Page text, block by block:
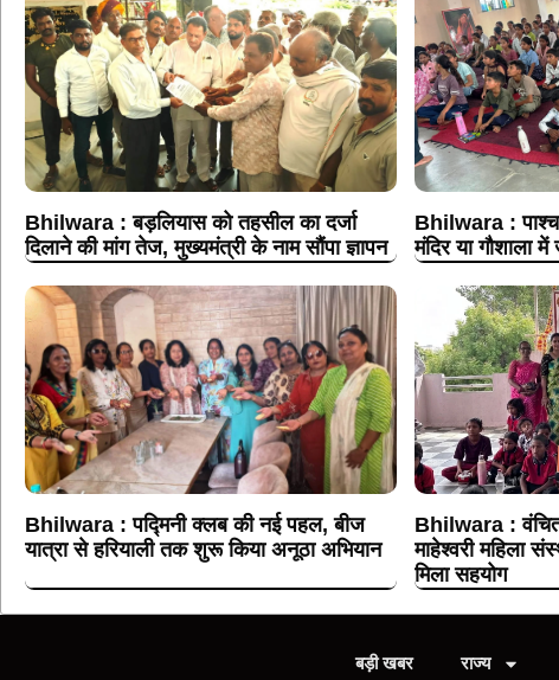
Bhilwara : बड़लियास को तहसील का दर्जा
दिलाने की मांग तेज, मुख्यमंत्री के नाम सौंपा ज्ञापन
Bhilwara :
मंदिर या गौशाला
Bhilwara : पद्मिनी क्लब की नई पहल, बीज
यात्रा से हरियाली तक शुरू किया अनूठा अभियान
Bhilwara :
माहेश्वरी महिला
मिला सहयोग
बड़ी खबर राज्य